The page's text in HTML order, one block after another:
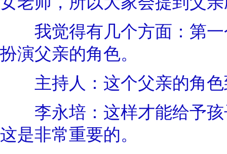
我觉得有几个方面：第一
扮演父亲的角色。
主持人：这个父亲的角色
李永培：这样才能给予孩
这是非常重要的。